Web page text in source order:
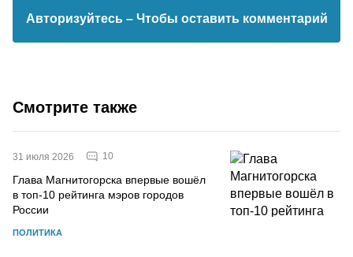
Авторизуйтесь – Чтобы оставить комментарий
Смотрите также
31 июля 2026 10
Глава Магнитогорска впервые вошёл
в топ-10 рейтинга мэров городов
России
ПОЛИТИКА